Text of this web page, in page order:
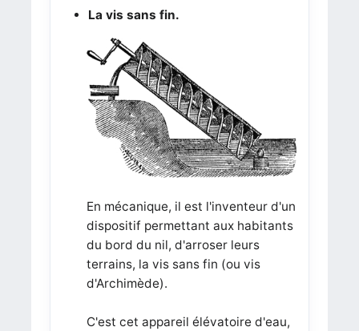
La vis sans fin.
En mécanique, il est l'inventeur d'un
dispositif permettant aux habitants
du bord du nil, d'arroser leurs
terrains, la vis sans fin (ou vis
d'Archimède).
C'est cet appareil élévatoire d'eau,